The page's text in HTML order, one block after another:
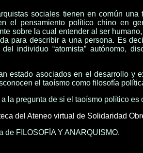
sociales tienen en común
el pensamiento político chino en
sobre la cual entender al ser
para describir a una persona. Es
individuo “atomista” autónomo,
estado asociados en el desarrollo y
el taoísmo como filosofía
la pregunta de si el taoísmo político es
del Ateneo virtual de Solidaridad
de FILOSOFÍA Y ANARQUISMO.